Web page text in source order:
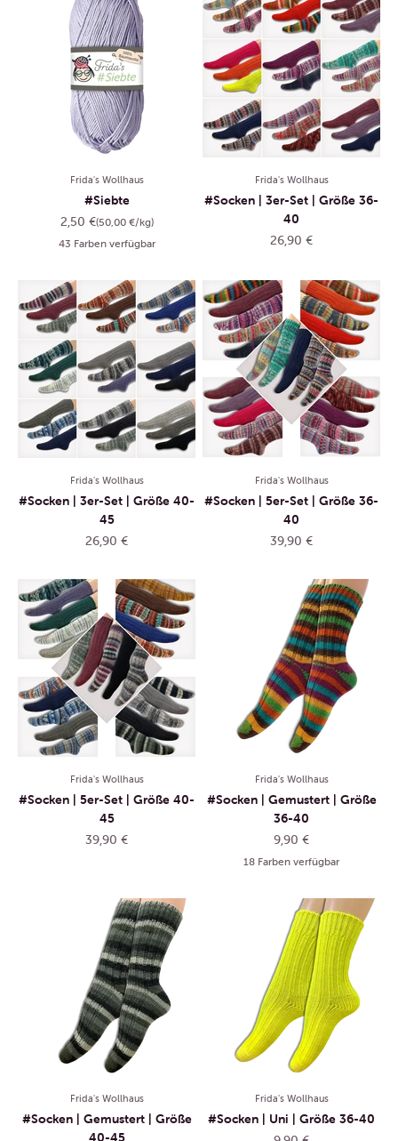
Frida's Wollhaus
#Siebte
Angebot
2,50 €(50,00 €/kg)
43 Farben verfügbar
Frida's Wollhaus
#Socken | 3er-Set | Größe 36-
40
Angebot
26,90 €
Frida's Wollhaus
#Socken | 3er-Set | Größe 40-
45
Angebot
26,90 €
Frida's Wollhaus
#Socken | 5er-Set | Größe 36-
40
Angebot
39,90 €
Frida's Wollhaus
#Socken | 5er-Set | Größe 40-
45
Angebot
39,90 €
Frida's Wollhaus
#Socken | Gemustert | Größe
36-40
Angebot
9,90 €
18 Farben verfügbar
Frida's Wollhaus
#Socken | Gemustert | Größe
40-45
Frida's Wollhaus
#Socken | Uni | Größe 36-40